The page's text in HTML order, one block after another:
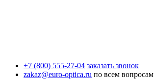
+7 (800) 555-27-04 заказать звонок
zakaz@euro-optica.ru по всем вопросам